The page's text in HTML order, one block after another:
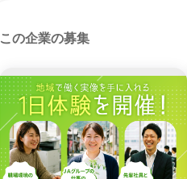
この企業の募集